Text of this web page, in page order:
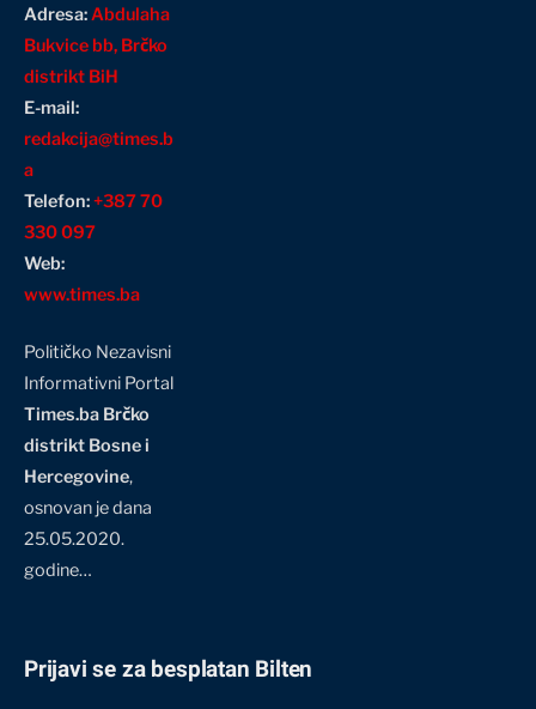
Adresa:Abdulaha
Bukvice bb, Brčko
distrikt BiH
E-mail:
redakcija@times.b
a
Telefon:+387 70
330 097
Web:
www.times.ba
Političko Nezavisni
Informativni Portal
Times.ba Brčko
distrikt Bosne i
Hercegovine,
osnovan je dana
25.05.2020.
godine…
Prijavi se za besplatan Bilten